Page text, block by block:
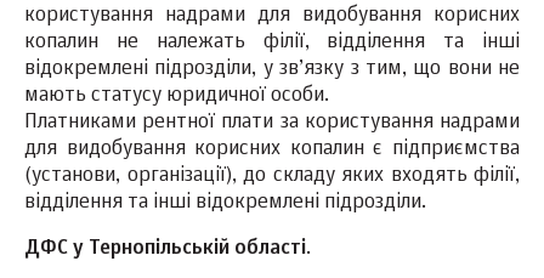
користування надрами для видобування корисних
копалин не належать філії, відділення та інші
відокремлені підрозділи, у зв’язку з тим, що вони не
мають статусу юридичної особи.
Платниками рентної плати за користування надрами
для видобування корисних копалин є підприємства
(установи, організації), до складу яких входять філії,
відділення та інші відокремлені підрозділи.
ДФС у Тернопільській області.